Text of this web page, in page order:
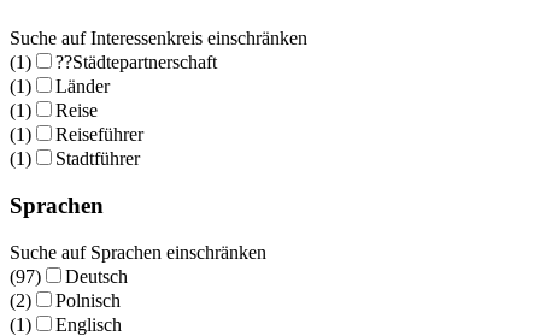
Suche auf Interessenkreis einschränken
(1)
??Städtepartnerschaft
(1)
Länder
(1)
Reise
(1)
Reiseführer
(1)
Stadtführer
Sprachen
Suche auf Sprachen einschränken
(97)
Deutsch
(2)
Polnisch
(1)
Englisch